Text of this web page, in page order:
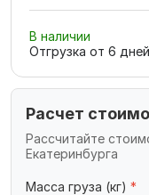
В наличии
Отгрузка от 6 дней
Расчет
Рассчитайте
Екатеринбурга
Масса груза (кг) *